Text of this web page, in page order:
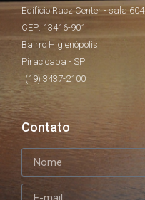
Edifício Racz Center - sala 604
CEP: 13416-901
Bairro Higienópolis
Piracicaba - SP
(19) 3437-2100
Contato